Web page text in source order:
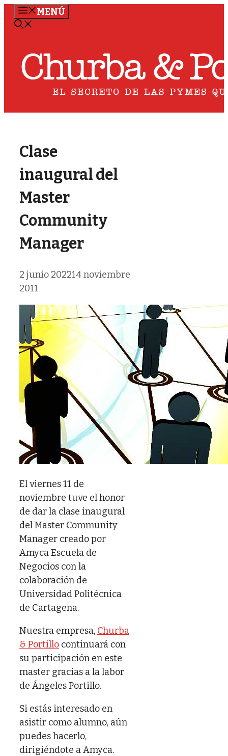
Saltar
MENÚ
Clase
inaugural del
Master
Community
Manager
2 junio 202214 noviembre
2011
El viernes 11 de
noviembre tuve el honor
de dar la clase inaugural
del Master Community
Manager creado por
Amyca Escuela de
Negocios con la
colaboración de
Universidad Politécnica
de Cartagena.
Nuestra empresa, Churba
& Portillo continuará con
su participación en este
master gracias a la labor
de Ángeles Portillo.
Si estás interesado en
asistir como alumno, aún
puedes hacerlo,
dirigiéndote a Amyca.